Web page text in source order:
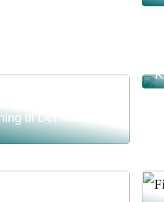
–
til Det Moderne